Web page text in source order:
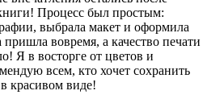
Процесс был простым:
выбрала макет и оформила
пришла вовремя, а качество печати
Я в восторге от цветов и
всем, кто хочет сохранить
красивом виде!